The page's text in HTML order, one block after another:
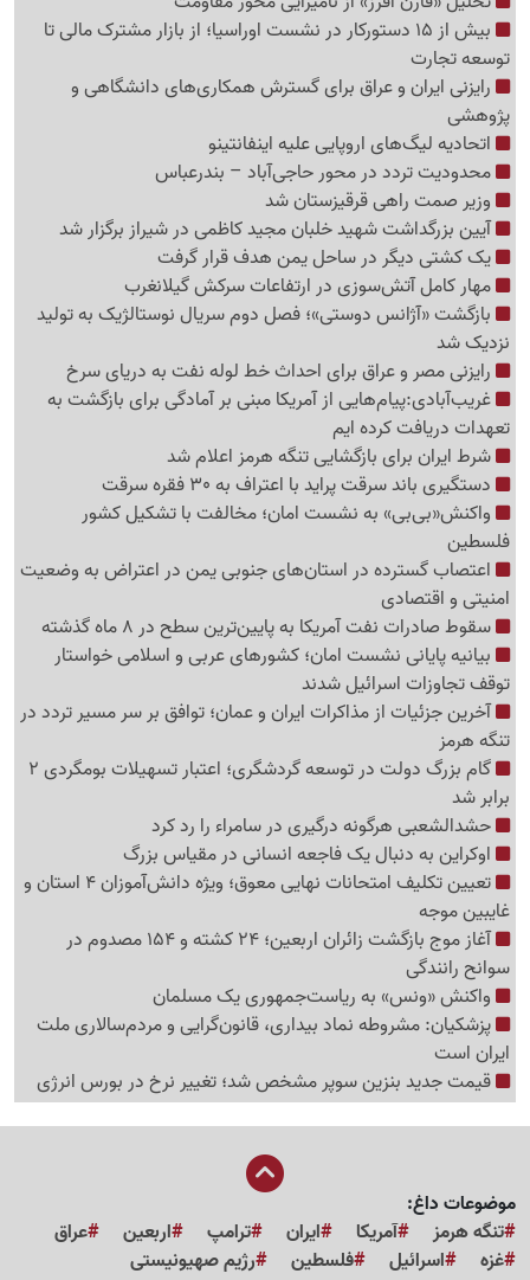
بیش از 15 دستورکار در نشست اوراسیا؛ از بازار مشترک مالی تا
توسعه تجارت
رایزنی ایران و عراق برای گسترش همکاری‌های دانشگاهی و
پژوهشی
اتحادیه لیگ‌های اروپایی علیه اینفانتینو
محدودیت تردد در محور حاجی‌آباد – بندرعباس
وزیر صمت راهی قرقیزستان شد
آیین بزرگداشت شهید خلبان مجید کاظمی در شیراز برگزار شد
یک کشتی دیگر در ساحل یمن هدف قرار گرفت
مهار کامل آتش‌سوزی در ارتفاعات سرکش گیلانغرب
بازگشت «آژانس دوستی»؛ فصل دوم سریال نوستالژیک به تولید
نزدیک شد
رایزنی مصر و عراق برای احداث خط لوله نفت به دریای سرخ
غریب‌آبادی:پیام‌هایی از آمریکا مبنی بر آمادگی برای بازگشت به
تعهدات دریافت کرده ایم
شرط ایران برای بازگشایی تنگه هرمز اعلام شد
دستگیری باند سرقت پراید با اعتراف به 30 فقره سرقت
واکنش«بی‌بی» به نشست امان؛ مخالفت با تشکیل کشور
فلسطین
اعتصاب گسترده در استان‌های جنوبی یمن در اعتراض به وضعیت
امنیتی و اقتصادی
سقوط صادرات نفت آمریکا به پایین‌ترین سطح در 8 ماه گذشته
بیانیه پایانی نشست امان؛ کشورهای عربی و اسلامی خواستار
توقف تجاوزات اسرائیل شدند
آخرین جزئیات از مذاکرات ایران و عمان؛ توافق بر سر مسیر تردد در
تنگه هرمز
گام بزرگ دولت در توسعه گردشگری؛ اعتبار تسهیلات بومگردی 2
برابر شد
حشدالشعبی هرگونه درگیری در سامراء را رد کرد
اوکراین به دنبال یک فاجعه انسانی در مقیاس بزرگ
تعیین تکلیف امتحانات نهایی معوق؛ ویژه دانش‌آموزان 4 استان و
غایبین موجه
آغاز موج بازگشت زائران اربعین؛ 24 کشته و 154 مصدوم در
سوانح رانندگی
واکنش «ونس» به ریاست‌جمهوری یک مسلمان
پزشکیان: مشروطه نماد بیداری، قانون‌گرایی و مردم‌سالاری ملت
ایران است
قیمت جدید بنزین سوپر مشخص شد؛ تغییر نرخ در بورس انرژی
موضوعات داغ:
تنگه هرمز
آمریکا ایران ترامپ اربعین
عراق
غزه
اسرائیل فلسطین
رژیم صهیونیستی